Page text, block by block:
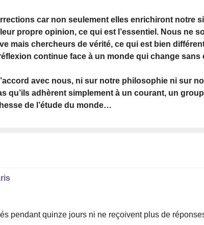
car non seulement elles enrichiront notre
propre opinion, ce qui est l’essentiel. Nous ne
mais chercheurs de vérité, ce qui est bien
continue face à un monde qui change sans
avec nous, ni sur notre philosophie ni sur
adhèrent simplement à un courant, un
de l’étude du monde…
pendant quinze jours ni ne reçoivent plus de